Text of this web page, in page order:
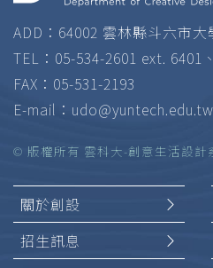
ADD：64002 雲林縣斗六市
TEL：05-534-2601 ext. 6401
FAX：05-531-2193
E-mail： udo@yuntech.edu.tw
© 版權所有 雲科大-創意生活設計
關於創設
招生訊息